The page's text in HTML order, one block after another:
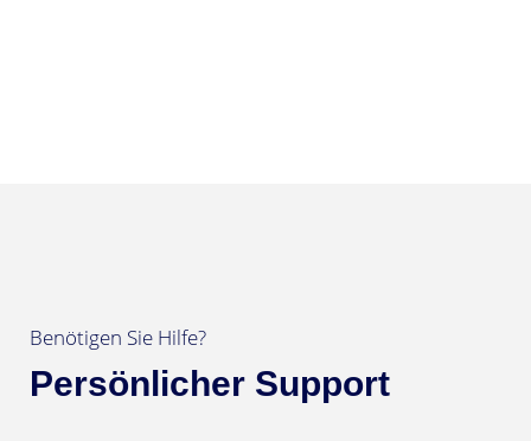
Benötigen Sie Hilfe?
Persönlicher Support